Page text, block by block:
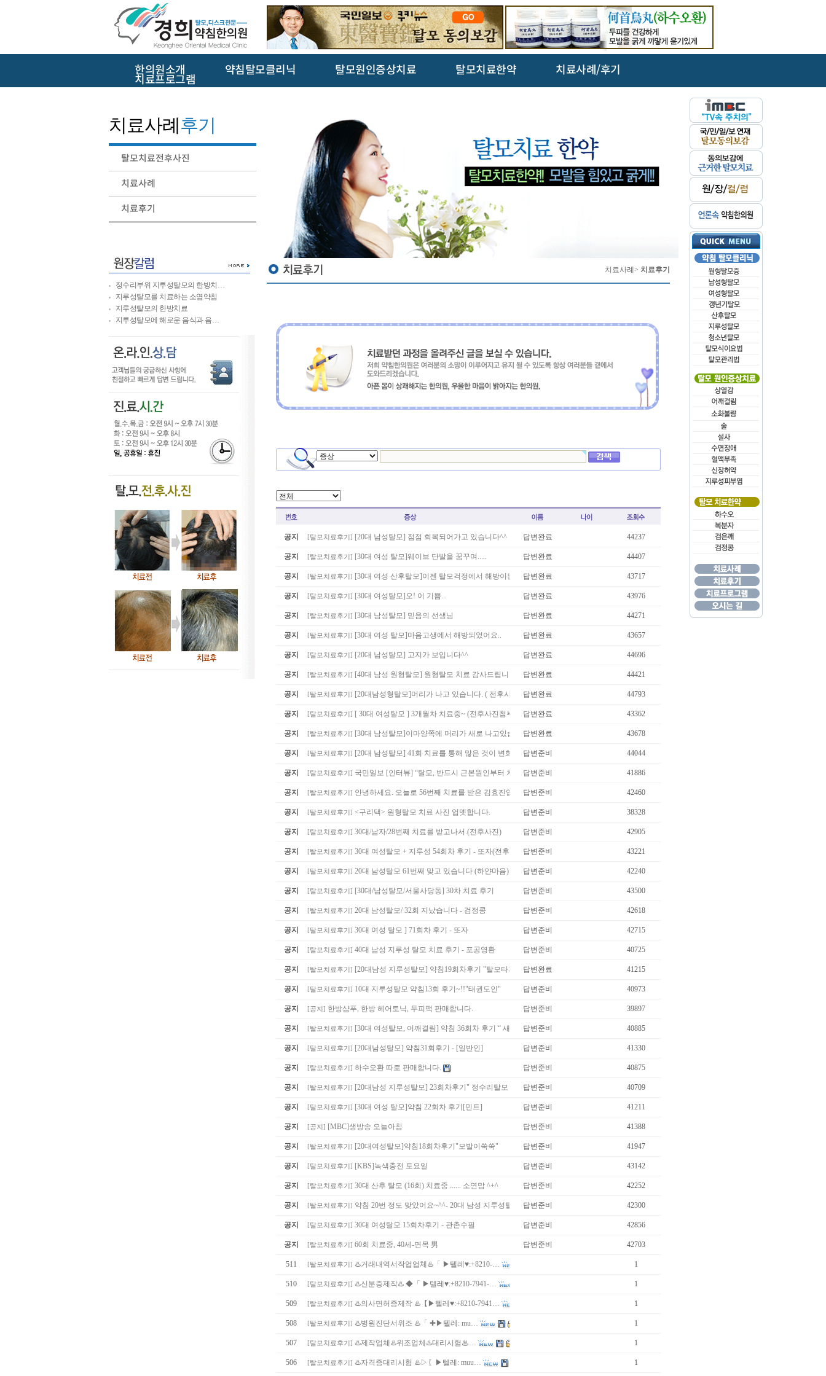
한의원소개 약침탈모클리닉 탈모원인증상치료 탈모치료한약 치료사례/후기
치료프로그램
치료사례후기
탈모치료전후사진
치료사례
치료후기
정수리부위 지루성탈모의 한방치…
지루성탈모를 치료하는 소염약침
지루성탈모의 한방치료
지루성탈모에 해로운 음식과 음…
치료사례> 치료후기
공지 [탈모치료후기 ] [20대 남성탈모] 점점 회복되어가고 있습니다^^ 답변완료 44237
공지 [탈모치료후기 ] [30대 여성 탈모]웨이브 단발을 꿈꾸며..... 답변완료 44407
공지 [탈모치료후기 ] [30대 여성 산후탈모]이젠 탈모걱정에서 해방이된것같아요..…
답변완료 43717
공지 [탈모치료후기 ] [30대 여성탈모]오! 이 기쁨... 답변완료 43976
공지 [탈모치료후기 ] [30대 남성탈모] 믿음의 선생님 답변완료 44271
공지 [탈모치료후기 ] [30대 여성 탈모]마음고생에서 해방되었어요.. 답변완료 43657
공지 [탈모치료후기 ] [20대 남성탈모] 고지가 보입니다^^ 답변완료 44696
공지 [탈모치료후기 ] [40대 남성 원형탈모] 원형탈모 치료 감사드립니다. 답변완료 44421
공지 [탈모치료후기 ] [20대남성형탈모]머리가 나고 있습니다. ( 전후사진첨부 )답변완료 44793
공지 [탈모치료후기 ] [ 30대 여성탈모 ] 3개월차 치료중~ (전후사진첨부) 답변완료 43362
공지 [탈모치료후기 ] [30대 남성탈모]이마양쪽에 머리가 새로 나고있습니다.답변완료 43678
공지 [탈모치료후기 ] [20대 남성탈모] 41회 치료를 통해 많은 것이 변화되었어요^…
답변준비 44044
공지 [탈모치료후기 ] 국민일보 [인터뷰] “탈모, 반드시 근본원인부터 치료해야”
답변준비 41886
공지 [탈모치료후기 ] 안녕하세요. 오늘로 56번째 치료를 받은 김효진입니다. (2)
답변준비 42460
공지 [탈모치료후기 ] <구리댁> 원형탈모 치료 사진 업뎃합니다. 답변준비 38328
공지 [탈모치료후기 ] 30대/남자/28번째 치료를 받고나서.(전후사진) 답변준비 42905
공지 [탈모치료후기 ] 30대 여성탈모 + 지루성 54회차 후기 - 또자(전후사진) (1)
답변준비 43221
공지 [탈모치료후기 ] 20대 남성탈모 61번째 맞고 있습니다 (하얀마음) 답변준비 42240
공지 [탈모치료후기 ] [30대/남성탈모/서울사당동] 30차 치료 후기 답변준비 43500
공지 [탈모치료후기 ] 20대 남성탈모/ 32회 지났습니다 - 검정콩 답변준비 42618
공지 [탈모치료후기 ] 30대 여성 탈모 ] 71회차 후기 - 또자 답변준비 42715
공지 [탈모치료후기 ] 40대 남성 지루성 탈모 치료 후기 - 포공영환 답변준비 40725
공지 [탈모치료후기 ] [20대남성 지루성탈모] 약침19회차후기 "탈모타파" 답변완료 41215
공지 [탈모치료후기 ] 10대 지루성탈모 약침13회 후기~!!"태권도인" 답변준비 40973
공지 [공지 ] 한방샴푸, 한방 헤어토닉, 두피팩 판매합니다. 답변준비 39897
공지 [탈모치료후기 ] [30대 여성탈모, 어깨결림] 약침 36회차 후기 “ 새봄 ” 답변준비 40885
공지 [탈모치료후기 ] [20대남성탈모] 약침31회후기 - [일반인] 답변준비 41330
공지 [탈모치료후기 ] 하수오환 따로 판매합니다. 답변준비 40875
공지 [탈모치료후기 ] [20대남성 지루성탈모] 23회차후기" 정수리탈모 " 답변준비 40709
공지 [탈모치료후기 ] [30대 여성 탈모]약침 22회차 후기[민트] 답변준비 41211
공지 [공지 ] [MBC]생방송 오늘아침 답변준비 41388
공지 [탈모치료후기 ] [20대여성탈모]약침18회차후기"모발이쑥쑥" 답변준비 41947
공지 [탈모치료후기 ] [KBS]녹색충전 토요일 답변준비 43142
공지 [탈모치료후기 ] 30대 산후 탈모 (16회) 치료중 ...... 소연맘 ^+^ 답변준비 42252
공지 [탈모치료후기 ] 약침 20번 정도 맞았어요~^^- 20대 남성 지루성탈모/ 이야기…
답변준비 42300
공지 [탈모치료후기 ] 30대 여성탈모 15회차후기 - 관촌수필 답변준비 42856
공지 [탈모치료후기 ] 60회 치료중, 40세-면목 男 답변준비 42703
511 [탈모치료후기 ] ♨️거래내역서작업업체♨️「 ▶텔레♥:+8210-… 1
510 [탈모치료후기 ] ♨️신분증제작♨️ ◆「 ▶텔레♥:+8210-7941-… 1
509 [탈모치료후기 ] ♨️의사면허증제작 ♨️【▶텔레♥:+8210-7941… 1
508 [탈모치료후기 ] ♨️병원진단서위조 ♨️「 ✚▶텔레: mu… 1
507 [탈모치료후기 ] ♨️제작업체♨️위조업체♨️대리시험♨… 1
506 [탈모치료후기 ] ♨️자격증대리시험 ♨️▷〖▶텔레: muu… 1